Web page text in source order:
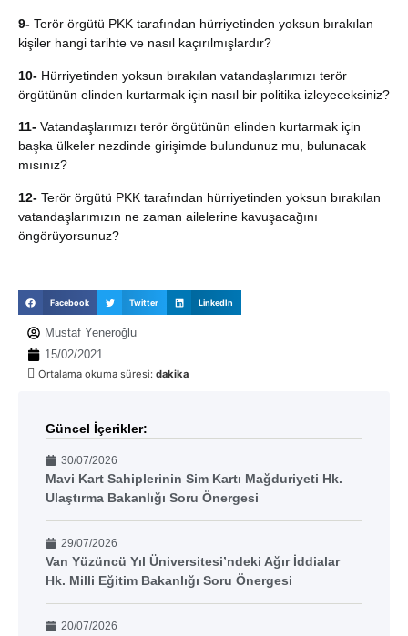
9- Terör örgütü PKK tarafından hürriyetinden yoksun bırakılan
kişiler hangi tarihte ve nasıl kaçırılmışlardır?
10- Hürriyetinden yoksun bırakılan vatandaşlarımızı terör
örgütünün elinden kurtarmak için nasıl bir politika izleyeceksiniz?
11- Vatandaşlarımızı terör örgütünün elinden kurtarmak için
başka ülkeler nezdinde girişimde bulundunuz mu, bulunacak
mısınız?
12- Terör örgütü PKK tarafından hürriyetinden yoksun bırakılan
vatandaşlarımızın ne zaman ailelerine kavuşacağını
öngörüyorsunuz?
Facebook Twitter LinkedIn
Mustaf Yeneroğlu
15/02/2021
Ortalama okuma süresi: dakika
Güncel İçerikler:
30/07/2026
Mavi Kart Sahiplerinin Sim Kartı Mağduriyeti Hk.
Ulaştırma Bakanlığı Soru Önergesi
29/07/2026
Van Yüzüncü Yıl Üniversitesi’ndeki Ağır İddialar
Hk. Milli Eğitim Bakanlığı Soru Önergesi
20/07/2026